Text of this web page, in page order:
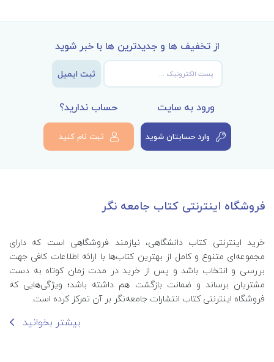
از تخفیف ها و جدیدترین ها با خبر شوید
ثبت ایمیل
ورود به سایت
وارد حسابتان شوید
حساب ندارید؟
ثبت نام کنید
فروشگاه اینترنتی کتاب جامعه نگر
خرید اینترنتی کتاب‌ دانشگاهی، نیازمند فروشگاهی است که دارای
مجموعه‌ای متنوع و کامل از بهترین کتاب‌ها با ارائه اطلاعات کافی جهت
بررسی و انتخاب باشد و پس از خرید در مدت زمان کوتاه به دست
مشتریان برساند و ضمانت بازگشت هم داشته باشد؛ ویژگی‌هایی که
فروشگاه اینترنتی کتاب انتشارات جامعه‌نگر بر آن تمرکز کرده است.
بیشتر بخوانید